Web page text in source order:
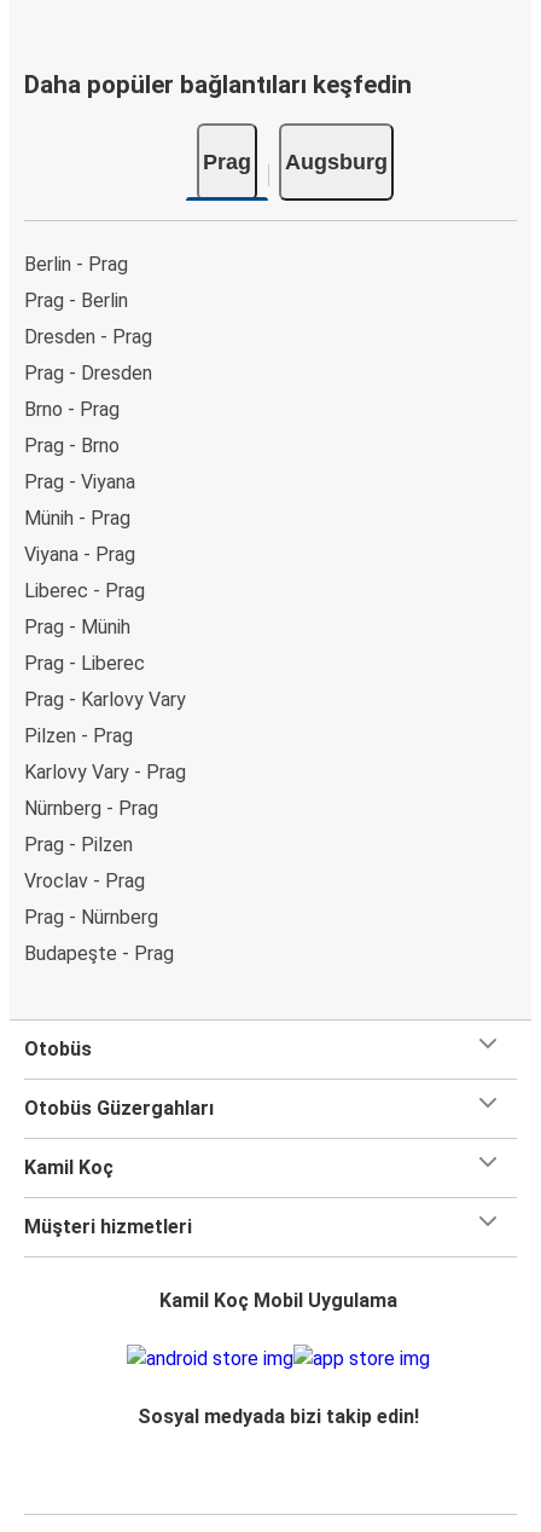
Daha popüler bağlantıları keşfedin
Prag Augsburg
Berlin - Prag
Prag - Berlin
Dresden - Prag
Prag - Dresden
Brno - Prag
Prag - Brno
Prag - Viyana
Münih - Prag
Viyana - Prag
Liberec - Prag
Prag - Münih
Prag - Liberec
Prag - Karlovy Vary
Pilzen - Prag
Karlovy Vary - Prag
Nürnberg - Prag
Prag - Pilzen
Vroclav - Prag
Prag - Nürnberg
Budapeşte - Prag
Otobüs
Otobüs Güzergahları
Kamil Koç
Müşteri hizmetleri
Kamil Koç Mobil Uygulama
Sosyal medyada bizi takip edin!